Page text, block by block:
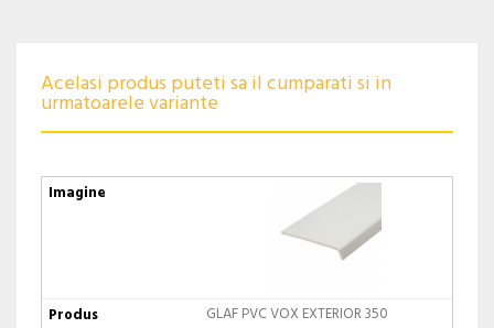
Acelasi produs puteti sa il cumparati si in
urmatoarele variante
GLAF PVC VOX EXTERIOR 350